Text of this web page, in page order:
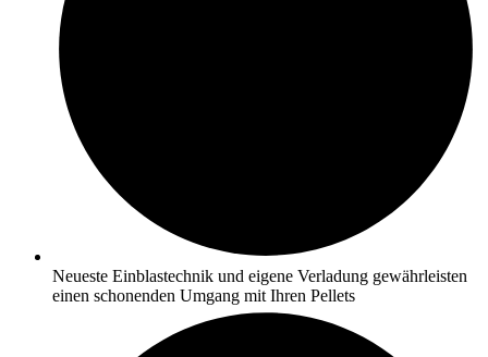
Neueste Einblastechnik und eigene Verladung gewährleisten
einen schonenden Umgang mit Ihren Pellets